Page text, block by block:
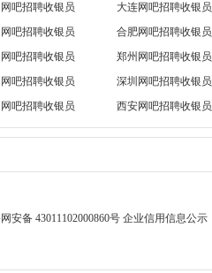
吧招聘收银员
大连网吧招聘收银员
吧招聘收银员
合肥网吧招聘收银员
吧招聘收银员
郑州网吧招聘收银员
吧招聘收银员
深圳网吧招聘收银员
吧招聘收银员 西安网吧招聘收银员
安备 43011102000860号 企业信用信息公示